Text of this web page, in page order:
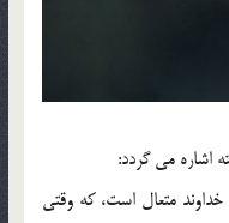
اشاره مي گردد:
خداوند متعال است، كه وقتي